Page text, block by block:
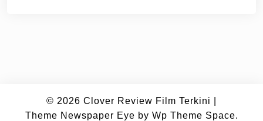
© 2026 Clover Review Film Terkini
Theme Newspaper Eye by Wp Theme Space.